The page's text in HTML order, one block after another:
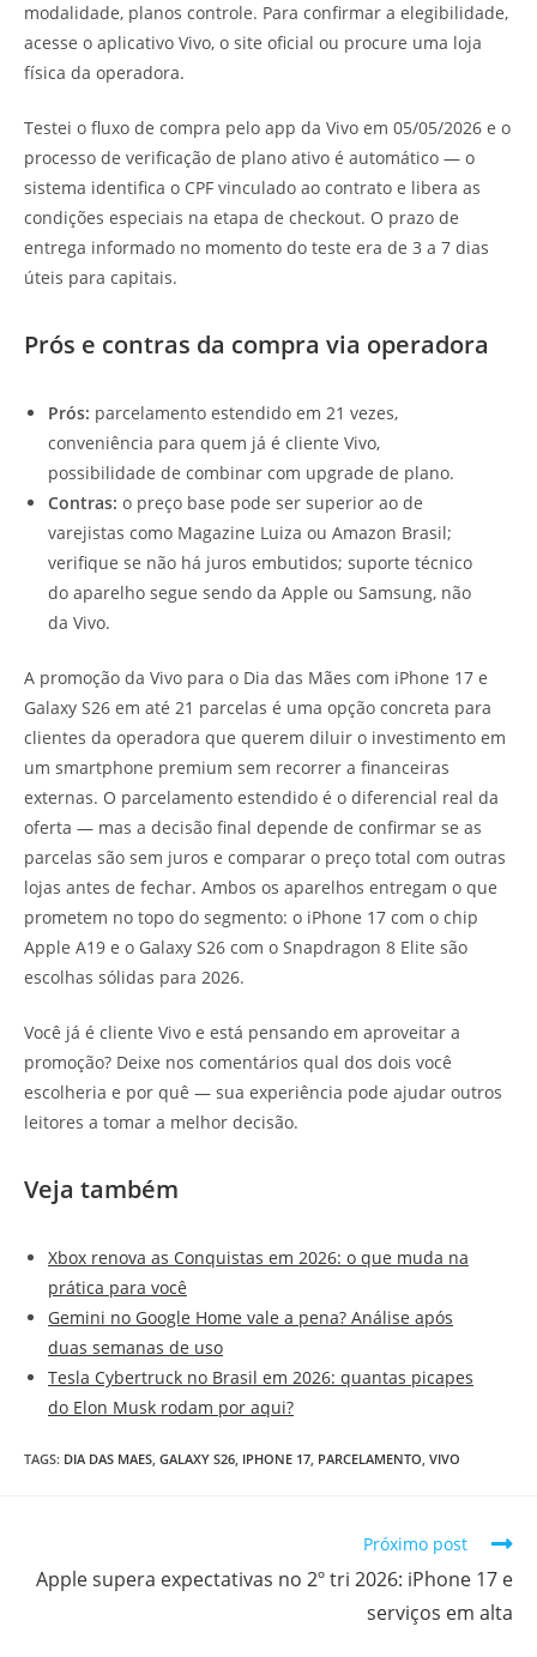
modalidade, planos controle. Para confirmar a elegibilidade,
acesse o aplicativo Vivo, o site oficial ou procure uma loja
física da operadora.
Testei o fluxo de compra pelo app da Vivo em 05/05/2026 e o
processo de verificação de plano ativo é automático — o
sistema identifica o CPF vinculado ao contrato e libera as
condições especiais na etapa de checkout. O prazo de
entrega informado no momento do teste era de 3 a 7 dias
úteis para capitais.
Prós e contras da compra via operadora
Prós: parcelamento estendido em 21 vezes,
conveniência para quem já é cliente Vivo,
possibilidade de combinar com upgrade de plano.
Contras: o preço base pode ser superior ao de
varejistas como Magazine Luiza ou Amazon Brasil;
verifique se não há juros embutidos; suporte técnico
do aparelho segue sendo da Apple ou Samsung, não
da Vivo.
A promoção da Vivo para o Dia das Mães com iPhone 17 e
Galaxy S26 em até 21 parcelas é uma opção concreta para
clientes da operadora que querem diluir o investimento em
um smartphone premium sem recorrer a financeiras
externas. O parcelamento estendido é o diferencial real da
oferta — mas a decisão final depende de confirmar se as
parcelas são sem juros e comparar o preço total com outras
lojas antes de fechar. Ambos os aparelhos entregam o que
prometem no topo do segmento: o iPhone 17 com o chip
Apple A19 e o Galaxy S26 com o Snapdragon 8 Elite são
escolhas sólidas para 2026.
Você já é cliente Vivo e está pensando em aproveitar a
promoção? Deixe nos comentários qual dos dois você
escolheria e por quê — sua experiência pode ajudar outros
leitores a tomar a melhor decisão.
Veja também
Xbox renova as Conquistas em 2026: o que muda na
prática para você
Gemini no Google Home vale a pena? Análise após
duas semanas de uso
Tesla Cybertruck no Brasil em 2026: quantas picapes
do Elon Musk rodam por aqui?
TAGS: DIA DAS MAES, GALAXY S26, IPHONE 17, PARCELAMENTO, VIVO
Próximo post
Apple supera expectativas no 2º tri 2026: iPhone 17 e
serviços em alta